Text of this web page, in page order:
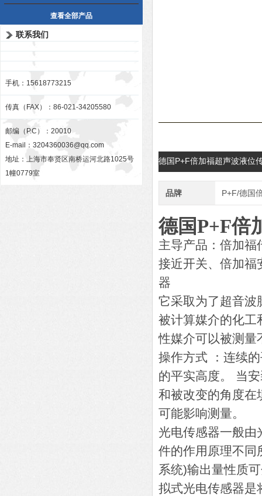
查看全部产品
联系我们
手机：15618773215
传真（FAX）：86-021-34205580
邮编（P.C）：20010
E-mail： 3204360036@qq.com
地址：上海市奉贤区南桥运河北路1025号
1幢0779室
德国P+F倍加福超声波液位
品牌 P+F/德国
德国P+F倍
主导产品：倍加福
接近开关、倍加福
器
它采取为了超音波
被计算媒介的化工
性媒介可以被测量
操作方式 ：连续
的平实高度。 当
和被改变的角度在
可能影响测量。
光电传感器一般由
件的作用原理不同
系统)输出量性质
拟式光电传感器是